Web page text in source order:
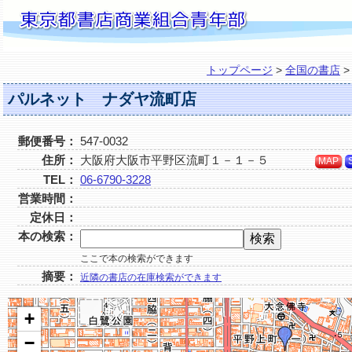
トップページ > 全国の書店 >
パルネット ナダヤ流町店
郵便番号： 547-0032
住所：
大阪府大阪市平野区流町１－１－５ MAP
TEL： 06-6790-3228
営業時間：
定休日：
本の検索：
ここで本の検索ができます
摘要： 近隣の書店の在庫検索ができます
+
−